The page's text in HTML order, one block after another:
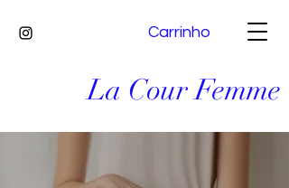
Carrinho
La Cour Femme